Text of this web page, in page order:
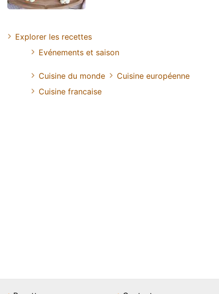
Explorer les recettes
Evénements et saison
Cuisine du monde
Cuisine européenne
Cuisine francaise